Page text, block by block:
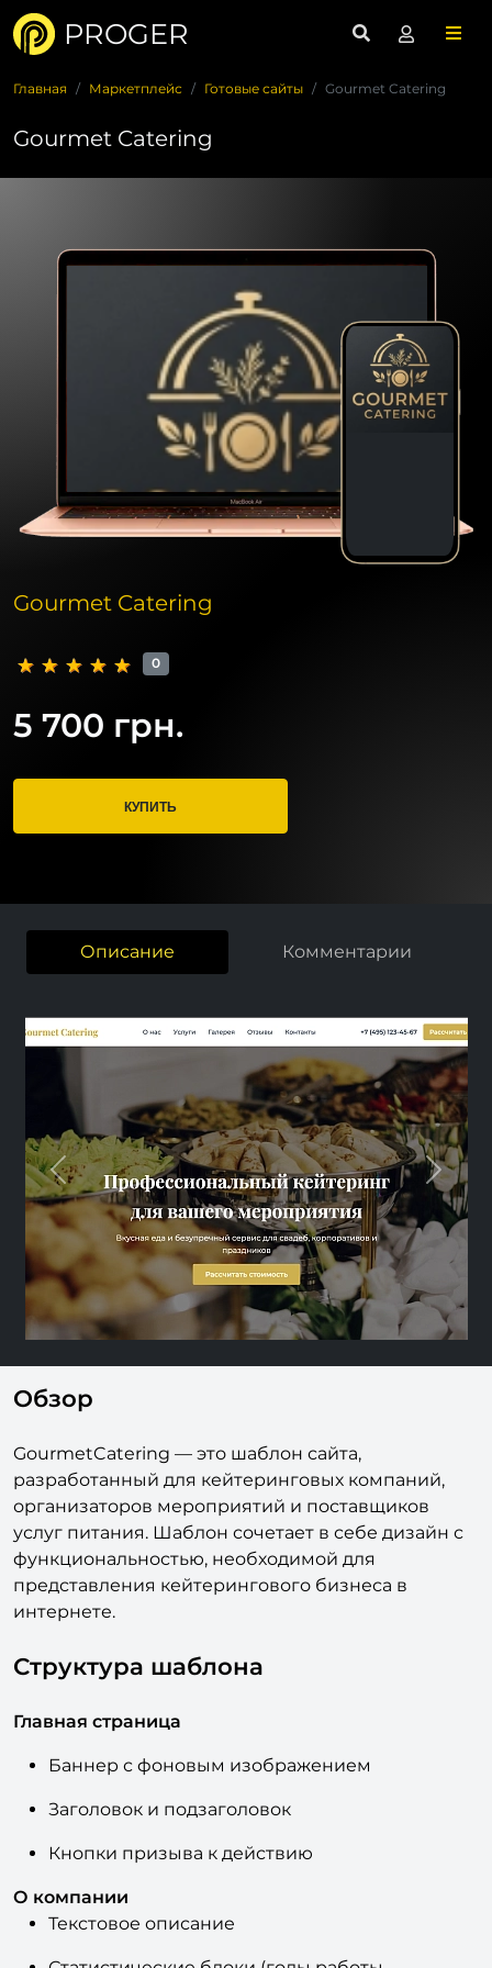
PROGER
Главная Маркетплейс Готовые сайты Gourmet Catering
Gourmet Catering
Gourmet Catering
0
5 700 грн.
КУПИТЬ
Описание Комментарии
Previous
GourmetCatering — это шаблон сайта,
разработанный для кейтеринговых компаний,
организаторов мероприятий и поставщиков
услуг питания. Шаблон сочетает в себе дизайн с
функциональностью, необходимой для
представления кейтерингового бизнеса в
Главная страница
Баннер с фоновым изображением
Заголовок и подзаголовок
Кнопки призыва к действию
О компании
Текстовое описание